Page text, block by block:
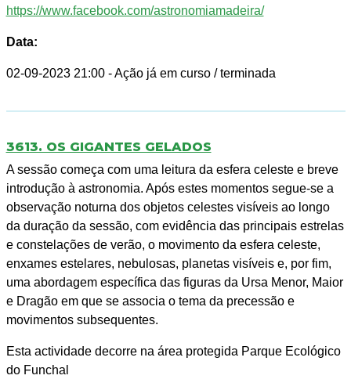
https://www.facebook.com/astronomiamadeira/
Data:
02-09-2023 21:00 - Ação já em curso / terminada
3613. OS GIGANTES GELADOS
A sessão começa com uma leitura da esfera celeste e breve
introdução à astronomia. Após estes momentos segue-se a
observação noturna dos objetos celestes visíveis ao longo
da duração da sessão, com evidência das principais estrelas
e constelações de verão, o movimento da esfera celeste,
enxames estelares, nebulosas, planetas visíveis e, por fim,
uma abordagem específica das figuras da Ursa Menor, Maior
e Dragão em que se associa o tema da precessão e
movimentos subsequentes.
Esta actividade decorre na área protegida Parque Ecológico
do Funchal